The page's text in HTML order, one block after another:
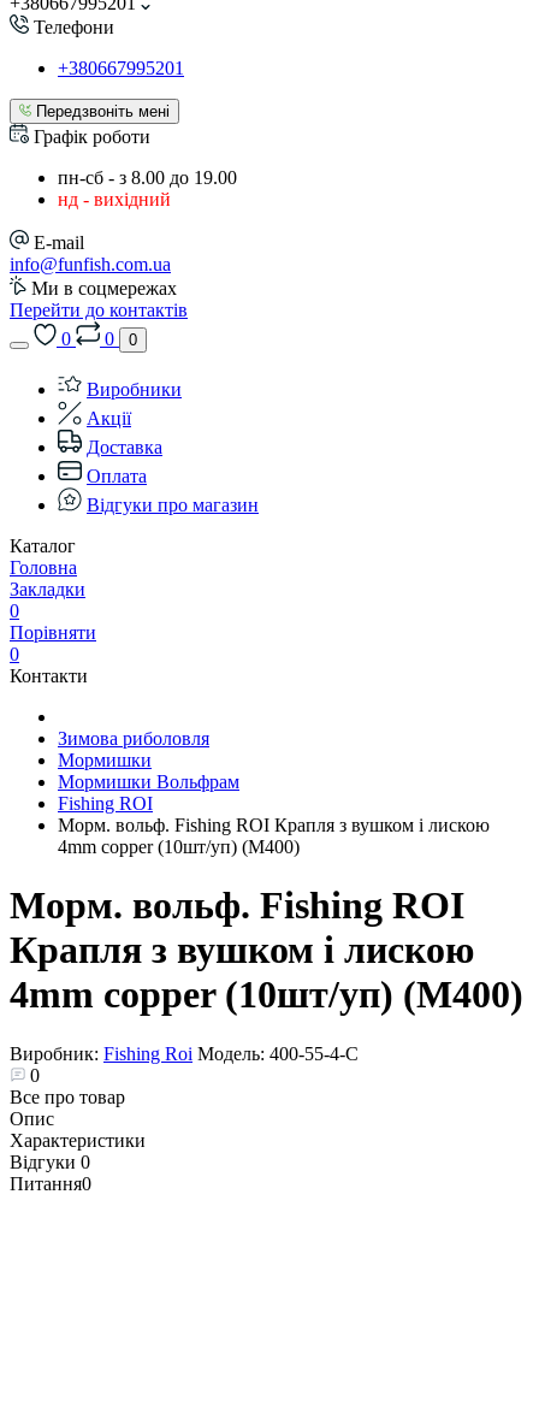
Телефони
+380667995201
Передзвоніть мені
Графік роботи
пн-сб - з 8.00 до 19.00
нд - вихідний
E-mail
info@funfish.com.ua
Ми в соцмережах
Перейти до контактів
0
0 0
Виробники
Акції
Доставка
Оплата
Відгуки про магазин
Каталог
Головна
Закладки
0
Порівняти
0
Контакти
Зимова риболовля
Мормишки
Мормишки Вольфрам
Fishing ROI
Морм. вольф. Fishing ROI Крапля з вушком і лискою
4mm copper (10шт/уп) (M400)
Морм. вольф. Fishing ROI
Крапля з вушком і лискою
4mm copper (10шт/уп) (M400)
Виробник: Fishing Roi Модель: 400-55-4-C
0
Все про товар
Опис
Характеристики
Відгуки 0
Питання0